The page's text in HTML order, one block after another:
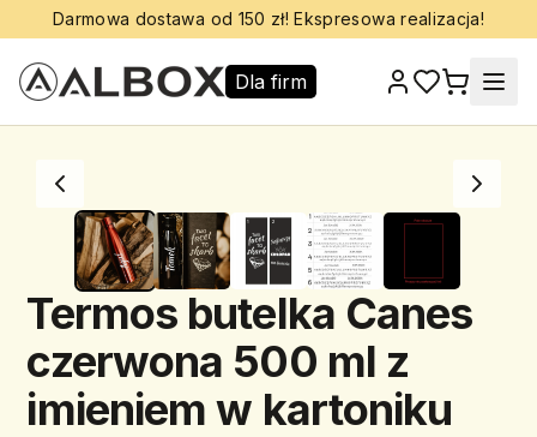
Darmowa dostawa od 150 zł! Ekspresowa realizacja!
Dla firm
Termos butelka Canes
czerwona 500 ml z
imieniem w kartoniku